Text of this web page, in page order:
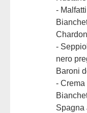
-
-
nero
Baroni
-
Spagna